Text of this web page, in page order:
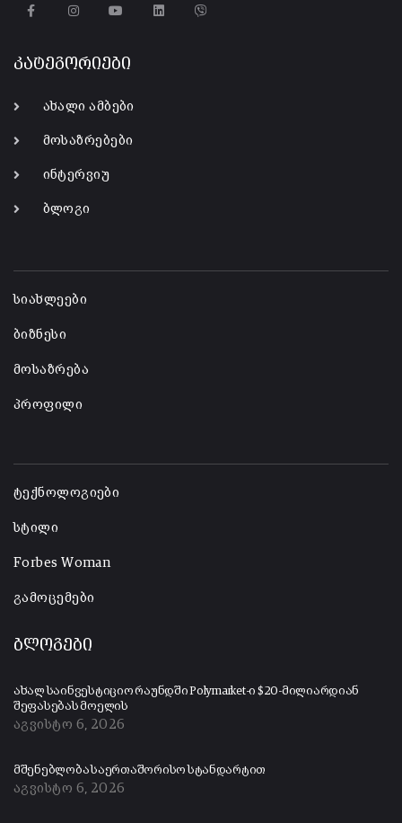
კატეგორიები
ახალი ამბები
მოსაზრებები
ინტერვიუ
ბლოგი
სიახლეები
ბიზნესი
მოსაზრება
პროფილი
ტექნოლოგიები
სტილი
Forbes Woman
გამოცემები
ბლოგები
ახალ საინვესტიციო რაუნდში Polymarket-ი $20-მილიარდიან
შეფასებას მოელის
აგვისტო 6, 2026
მშენებლობა საერთაშორისო სტანდარტით
აგვისტო 6, 2026